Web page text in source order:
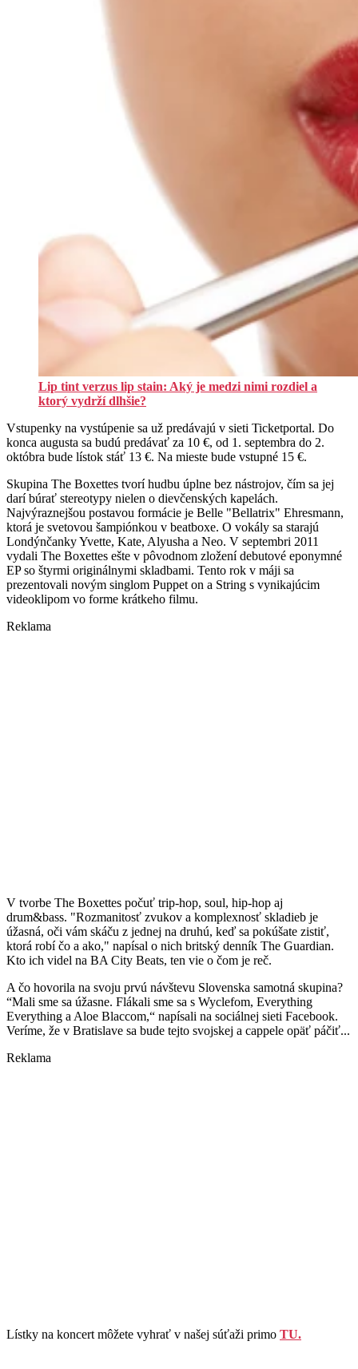
Lip tint verzus lip stain: Aký je medzi nimi rozdiel a
ktorý vydrží dlhšie?
Vstupenky na vystúpenie sa už predávajú v sieti Ticketportal. Do
konca augusta sa budú predávať za 10 €, od 1. septembra do 2.
októbra bude lístok stáť 13 €. Na mieste bude vstupné 15 €.
Skupina The Boxettes tvorí hudbu úplne bez nástrojov, čím sa jej
darí búrať stereotypy nielen o dievčenských kapelách.
Najvýraznejšou postavou formácie je Belle "Bellatrix" Ehresmann,
ktorá je svetovou šampiónkou v beatboxe. O vokály sa starajú
Londýnčanky Yvette, Kate, Alyusha a Neo. V septembri 2011
vydali The Boxettes ešte v pôvodnom zložení debutové eponymné
EP so štyrmi originálnymi skladbami. Tento rok v máji sa
prezentovali novým singlom Puppet on a String s vynikajúcim
videoklipom vo forme krátkeho filmu.
Reklama
V tvorbe The Boxettes počuť trip-hop, soul, hip-hop aj
drum&bass. "Rozmanitosť zvukov a komplexnosť skladieb je
úžasná, oči vám skáču z jednej na druhú, keď sa pokúšate zistiť,
ktorá robí čo a ako," napísal o nich britský denník The Guardian.
Kto ich videl na BA City Beats, ten vie o čom je reč.
A čo hovorila na svoju prvú návštevu Slovenska samotná skupina?
“Mali sme sa úžasne. Flákali sme sa s Wyclefom, Everything
Everything a Aloe Blaccom,“ napísali na sociálnej sieti Facebook.
Veríme, že v Bratislave sa bude tejto svojskej a cappele opäť páčiť...
Reklama
Lístky na koncert môžete vyhrať v našej súťaži primo TU.